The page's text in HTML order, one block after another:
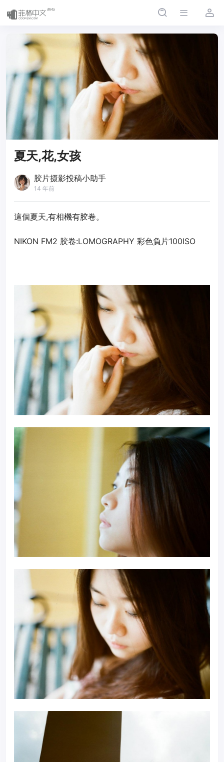
夏天,花,女孩
胶片摄影投稿小助手
14 年前
這個夏天,有相機有胶卷。
NIKON FM2 胶卷:LOMOGRAPHY 彩色負片100ISO